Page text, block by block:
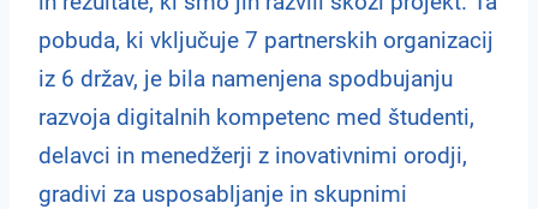
pobuda, ki vključuje 7 partnerskih organizacij
iz 6 držav, je bila namenjena spodbujanju
razvoja digitalnih kompetenc med študenti,
delavci in menedžerji z inovativnimi orodji,
gradivi za usposabljanje in skupnimi